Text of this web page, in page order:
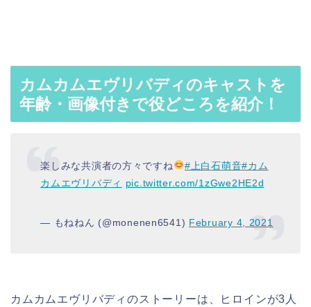
カムカムエヴリバディのキャストを
年齢・画像付きで役どころを紹介！
楽しみな共演者の方々ですね #上白石萌音#カム
カムエヴリバディ
pic.twitter.com/1zGwe2HE2d
— もねねん (@monenen6541) February 4, 2021
カムカムエヴリバディのストーリーは、ヒロインが3人